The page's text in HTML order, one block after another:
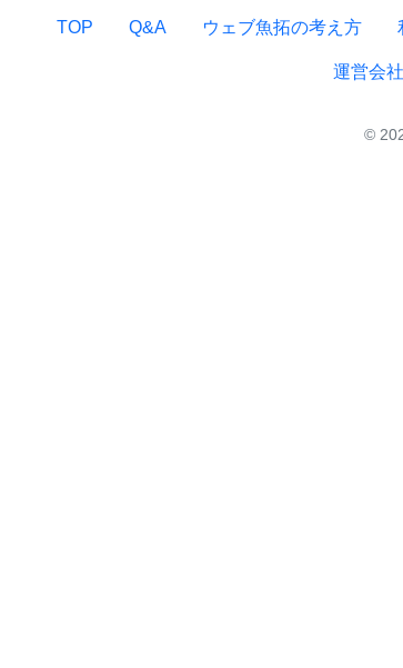
TOP Q&A ウェブ魚拓の考え方
運営会社
©